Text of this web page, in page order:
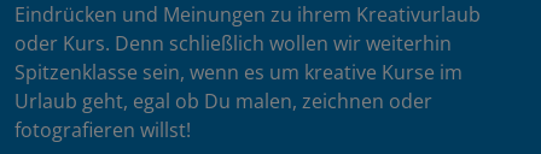
Eindrücken und Meinungen zu ihrem Kreativurlaub
oder Kurs. Denn schließlich wollen wir weiterhin
Spitzenklasse sein, wenn es um kreative Kurse im
Urlaub geht, egal ob Du malen, zeichnen oder
fotografieren willst!